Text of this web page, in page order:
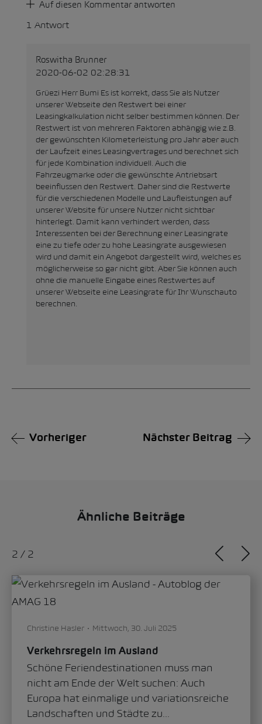
Auf diesen Kommentar antworten
1 Antwort
Roswitha Brunner
2020-06-02 02:28:31
Grüezi Herr Bumi Es ist korrekt, dass Sie als Nutzer
unserer Webseite den Restwert bei einer
Leasingkalkulation nicht selber bestimmen können. Der
Restwert ist von mehreren Faktoren abhängig wie z.B.
der gewünschten Kilometerleistung pro Jahr aber auch
der Laufzeit eines Leasingvertrages und berechnet sich
für jede Kombination individuell. Auch die
Fahrzeugmarke oder die gewünschte Antriebsart
beeinflussen den Restwert. Daher sind die Restwerte
für die verschiedenen Modelle und Laufleistungen auf
unserer Website für unsere Nutzer nicht sichtbar
hinterlegt. Damit kann verhindert werden, dass
Interessenten bei der Berechnung einer Leasingrate
eine zu tiefe oder zu hohe Leasingrate ausgewiesen
wird und damit ein Angebot dargestellt wird, welches es
möglicherweise so gar nicht gibt. Aber Sie können auch
ohne die manuelle Eingabe eines Restwertes auf
unserer Webseite eine Leasingrate für Ihr Wunschauto
berechnen.
Vorheriger Nächster Beitrag
Ähnliche Beiträge
1 / 2